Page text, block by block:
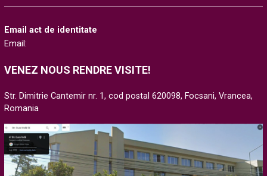
Email act de identitate
Email:
VENEZ NOUS RENDRE VISITE!
Str. Dimitrie Cantemir nr. 1, cod postal 620098, Focsani, Vrancea,
Romania